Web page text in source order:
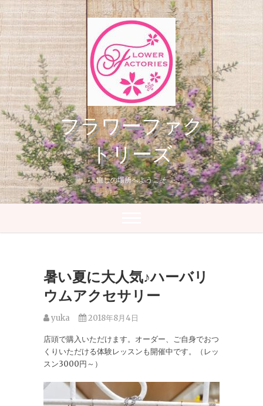
Skip
to
content
フラワーファク
トリーズ
癒しの場所へようこそ
暑い夏に大人気♪ハーバリ
ウムアクセサリー
yuka 2018年8月4日
店頭で購入いただけます。オーダー、ご自身でおつ
くりいただける体験レッスンも開催中です。（レッ
スン3000円～）